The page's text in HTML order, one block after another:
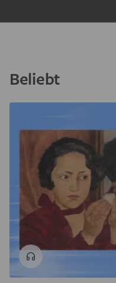
Beliebt